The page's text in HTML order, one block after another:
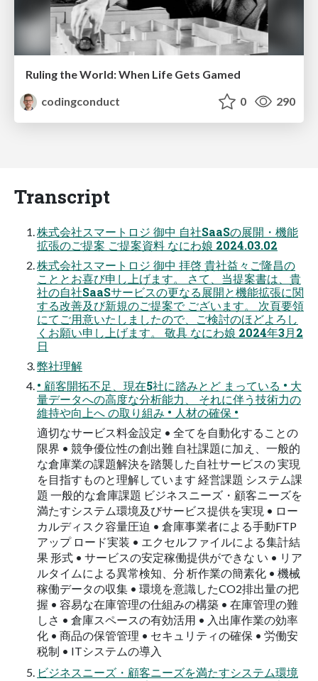
Ruling the World: When Life Gets Gamed
codingconduct
0 290
Transcript
株式会社スマートロジ 御中 自社SaaSの展開・機能
拡張のご提案 ご提案資料 なにわ娘 2024.03.02
株式会社スマートロジ 御中 拝啓 貴社益々ご隆昌の
こととお喜び申し上げます。 さて、当提案書は、貴
社の自社SaaSサービスの更なる展開と機能拡張に関
する改善及び新規のご提案で ございます。 次頁要領
にてご用意いたしましたので、ご検討のほどよろし
くお願い申し上げます。 敬具 なにわ娘 2024年3月2
日
弊社理解
• 顧客開拓不足、現在5社に踏みとど まっている • 大
量データへの高度な分析能力、 それに伴う技術力の
維持や向上へ の取り組み • 人材の確保 •
適切なサービス料金設定 • 全てを自動化することの
限界 • 競争優位性の創出難 自社課題に加え、一般的
な倉庫業の課題解決を踏襲した自社サービスの 実現
を目指すものと理解しています 経営課題 システム課
題 一般的な倉庫課題 ビジネスニーズ・顧客ニーズを
満たすシステム環境及びサービス提供を実現 • ロー
カルディスク容量圧迫 • 倉庫事業者による手動FTP
アップ ロード実装 • エクセルファイルによる集計結
果 形式 • サービスの安定稼働提供ができな い • リア
ルタイムによる異常検知、分 析作業の簡素化 • 機械
稼働データの収集 • 環境を意識したCO2排出量の把
握 • 容易な在庫管理の仕組みの構築 • 在庫管理の難
しさ • 倉庫スペースの有効活用 • 入出庫作業の効率
化 • 商品の保管管理 • セキュリティの確保 • 労働安
税制 • ITシステムの導入
ビジネスニーズ・顧客ニーズを満たすシステム環境